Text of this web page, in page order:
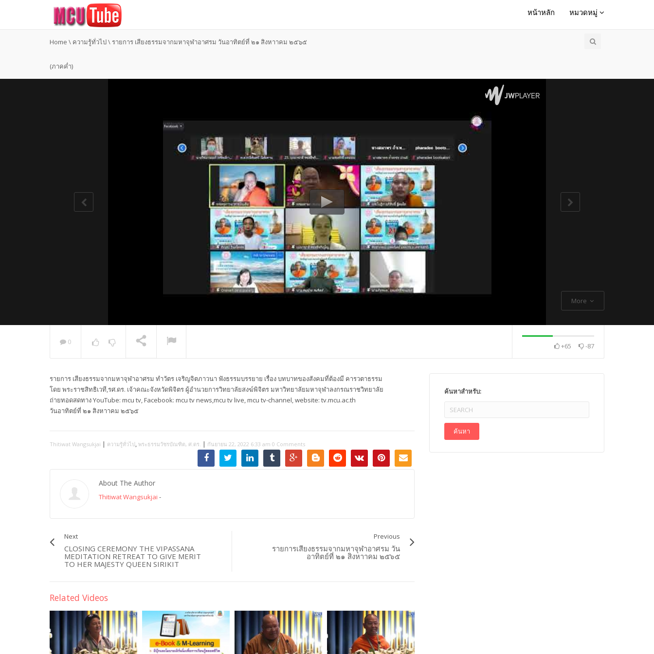
หน้าหลัก หมวดหมู่
Home \ ความรู้ทั่วไป\รายการ เสียงธรรมจากมหาจุฬาอาศรม วันอาทิตย์ที่ ๒๑ สิงหาาคม ๒๕๖๕
(ภาคค่ำ)
More
NOW PLAYING
กล่าวแสดงความยินดี
ความยินดี
Most Ven Dr. Thch Quang
0 +65 -87
รายการ เสียงธรรมจากมหาจุฬาอาศรม ทำวัตร เจริญจิตภาวนา ฟังธรรมบรรยาย เรื่อง บทบาทของสังคมที่ต้องมี คารวตาธรรม
โดย พระราชสิทธิเวที,รศ.ดร. เจ้าคณะจังหวัดพิจิตร ผู้อำนวยการวิทยาลัยสงฆ์พิจิตร มหาวิทยาลัยมหาจุฬาลงกรณราชวิทยาลัย
ถ่ายทอดสดทาง YouTube: mcu tv, Facebook: mcu tv news,mcu tv live, mcu tv-channel, website: tv.mcu.ac.th
วันอาทิตย์ที่ ๒๑ สิงหาาคม ๒๕๖๕
Thitiwat Wangsukjai | ความรู้ทั่วไป, พระธรรมวัชรบัณฑิต, ศ.ดร. | กันยายน 22, 2022 6:33 am 0 Comments
About The Author
Thitiwat Wangsukjai -
Next
CLOSING CEREMONY THE VIPASSANA
MEDITATION RETREAT TO GIVE MERIT
TO HER MAJESTY QUEEN SIRIKIT
Previous
รายการเสียงธรรมจากมหาจุฬาอาศรม วัน
อาทิตย์ที่ ๒๑ สิงหาาคม ๒๕๖๕
Related Videos
ค้นหาสำหรับ: